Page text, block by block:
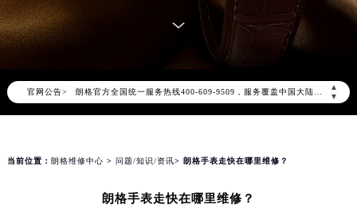
官网公告>
▲
▼
2026年8月朗格中国区售后服务网络优化升级公告
2026年8月朗格全国官方售后客户服务热线：400-609-9509
2026年8月朗格售后服务中心最新网点地址：
北京市朝阳区建国门外大街甲6号华熙国际中心写字楼D座11层1102室（北京总部）（需提前预约）
当前位置： 朗格维修中心 > 问题/知识/资讯> 朗格手表走快在哪里维修？
朗格手表走快在哪里维修？